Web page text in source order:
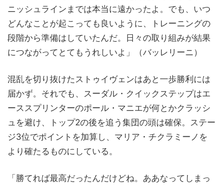
ニッシュラインまでは本当に遠かったよ。でも、いつ
どんなことが起こっても良いように、トレーニングの
段階から準備はしていたんだ。日々の取り組みが結果
につながってとてもうれしいよ」（バッレリーニ）
混乱を切り抜けたストゥイヴェンはあと一歩勝利には
届かず。それでも、スーダル・クイックステップはエ
ーススプリンターのポール・マニエが何とかクラッシ
ュを避け、トップ2の後を追う集団の頭は確保。ステー
ジ3位でポイントを加算し、マリア・チクラミーノを
より確たるものにしている。
「勝てれば最高だったんだけどね。ああなってしまっ